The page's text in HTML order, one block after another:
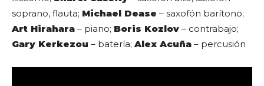
soprano, flauta; Michael Dease – saxofón barítono;
Art Hirahara – piano; Boris Kozlov – contrabajo;
Gary Kerkezou – batería; Alex Acuña – percusión